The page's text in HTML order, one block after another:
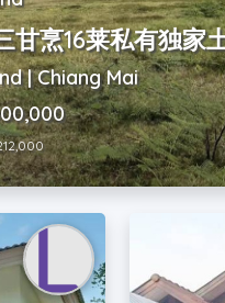
甘烹16莱私有独家
| Chiang Mai